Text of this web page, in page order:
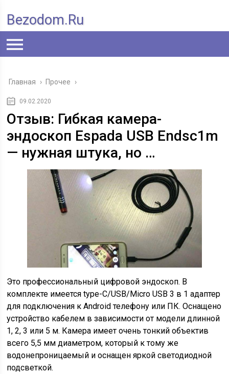
Bezodom.ru
Главная › Прочее ›
09.02.2020
Отзыв: Гибкая камера-
эндоскоп Espada USB Endsc1m
— нужная штука, но …
Это профессиональный цифровой эндоскоп. В
комплекте имеется type-C/USB/Micro USB 3 в 1 адаптер
для подключения к Android телефону или ПК. Оснащено
устройство кабелем в зависимости от модели длинной
1, 2, 3 или 5 м. Камера имеет очень тонкий объектив
всего 5,5 мм диаметром, который к тому же
водонепроницаемый и оснащен яркой светодиодной
подсветкой.